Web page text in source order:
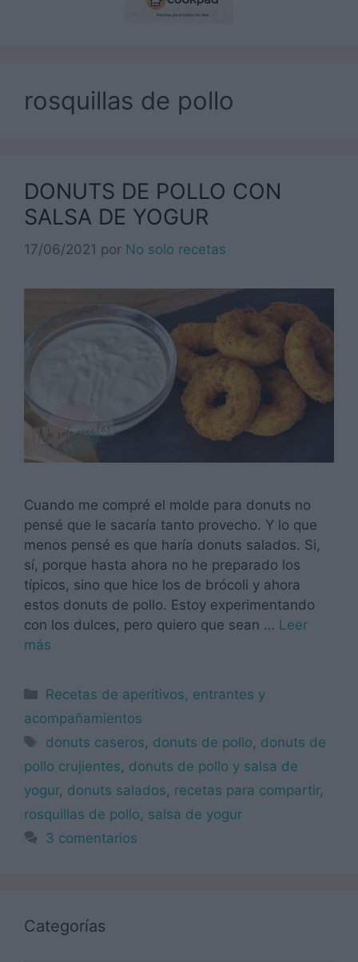
rosquillas de pollo
DONUTS DE POLLO CON
SALSA DE YOGUR
17/06/2021 por No solo recetas
Cuando me compré el molde para donuts no
pensé que le sacaría tanto provecho. Y lo que
menos pensé es que haría donuts salados. Si,
sí, porque hasta ahora no he preparado los
típicos, sino que hice los de brócoli y ahora
estos donuts de pollo. Estoy experimentando
con los dulces, pero quiero que sean … Leer
más
Categorías
Recetas de aperitivos, entrantes y
acompañamientos
Etiquetas
donuts caseros, donuts de pollo, donuts de
pollo crujientes, donuts de pollo y salsa de
yogur, donuts salados, recetas para compartir,
rosquillas de pollo, salsa de yogur
3 comentarios
Categorías